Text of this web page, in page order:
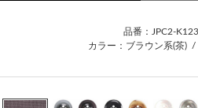
品番：JPC2-
カラー：ブラウン系(茶) /